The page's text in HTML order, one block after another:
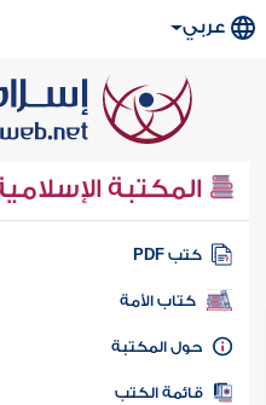
عربي
المكتبة
كتب PDF
كتاب الأمة
المكتبة